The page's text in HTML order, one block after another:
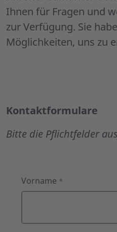
Ihnen für Fragen und
zur Verfügung. Sie
Möglichkeiten, uns zu
Kontaktformulare
Bitte die Pflichtfelder
Kontaktformulare
Vorname *